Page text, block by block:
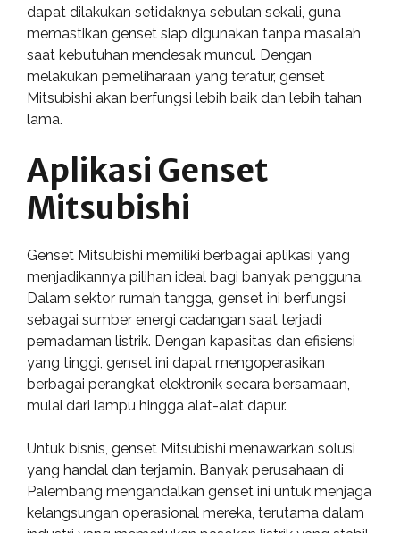
dapat dilakukan setidaknya sebulan sekali, guna
memastikan genset siap digunakan tanpa masalah
saat kebutuhan mendesak muncul. Dengan
melakukan pemeliharaan yang teratur, genset
Mitsubishi akan berfungsi lebih baik dan lebih tahan
lama.
Aplikasi Genset
Mitsubishi
Genset Mitsubishi memiliki berbagai aplikasi yang
menjadikannya pilihan ideal bagi banyak pengguna.
Dalam sektor rumah tangga, genset ini berfungsi
sebagai sumber energi cadangan saat terjadi
pemadaman listrik. Dengan kapasitas dan efisiensi
yang tinggi, genset ini dapat mengoperasikan
berbagai perangkat elektronik secara bersamaan,
mulai dari lampu hingga alat-alat dapur.
Untuk bisnis, genset Mitsubishi menawarkan solusi
yang handal dan terjamin. Banyak perusahaan di
Palembang mengandalkan genset ini untuk menjaga
kelangsungan operasional mereka, terutama dalam